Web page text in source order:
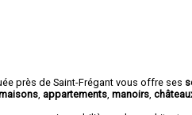
près de Saint-Frégant vous offre ses
appartements ,manoirs ,